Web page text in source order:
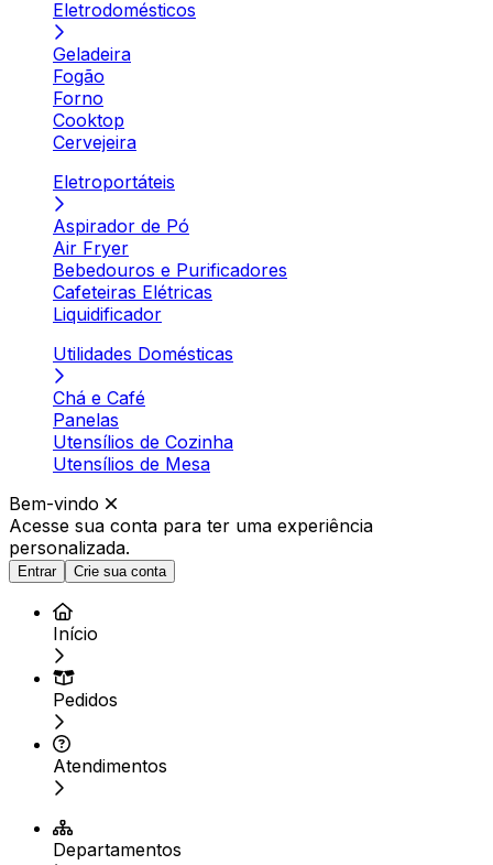
Eletrodomésticos
Geladeira
Fogão
Forno
Cooktop
Cervejeira
Eletroportáteis
Aspirador de Pó
Air Fryer
Bebedouros e Purificadores
Cafeteiras Elétricas
Liquidificador
Utilidades Domésticas
Chá e Café
Panelas
Utensílios de Cozinha
Utensílios de Mesa
Bem-vindo
Acesse sua conta para ter uma experiência
personalizada.
Entrar Crie sua conta
Início
Pedidos
Atendimentos
Departamentos